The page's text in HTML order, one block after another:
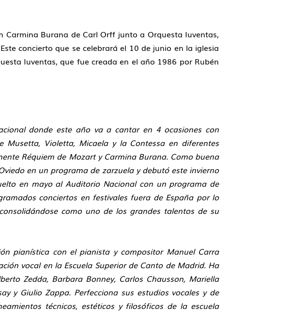
Burana de Carl Orff junto a Orquesta Iuventas,
concierto que se celebrará el 10 de junio en la iglesia
Iuventas, que fue creada en el año 1986 por Rubén
donde este año va a cantar en 4 ocasiones con
Violetta, Micaela y la Contessa en diferentes
Réquiem de Mozart y Carmina Burana. Como buena
en un programa de zarzuela y debutó este invierno
en mayo al Auditorio Nacional con un programa de
conciertos en festivales fuera de España por lo
como uno de los grandes talentos de su
pianística con el pianista y compositor Manuel Carra
vocal en la Escuela Superior de Canto de Madrid. Ha
Zedda, Barbara Bonney, Carlos Chausson, Mariella
y Giulio Zappa. Perfecciona sus estudios vocales y de
técnicos, estéticos y filosóficos de la escuela